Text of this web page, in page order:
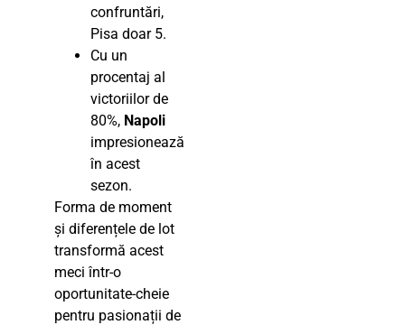
confruntări,
Pisa doar 5.
Cu un
procentaj al
victoriilor de
80%, Napoli
impresionează
în acest
sezon.
Forma de moment
și diferențele de lot
transformă acest
meci într-o
oportunitate-cheie
pentru pasionații de